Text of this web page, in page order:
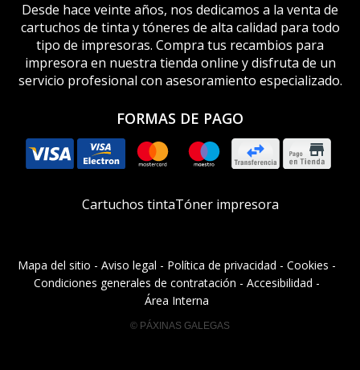
Desde hace veinte años, nos dedicamos a la venta de
cartuchos de tinta y tóneres de alta calidad para todo
tipo de impresoras. Compra tus recambios para
impresora en nuestra tienda online y disfruta de un
servicio profesional con asesoramiento especializado.
FORMAS DE PAGO
Cartuchos tintaTóner impresora
Mapa del sitio - Aviso legal - Política de privacidad - Cookies -
Condiciones generales de contratación - Accesibilidad -
Área Interna
© PÁXINAS GALEGAS